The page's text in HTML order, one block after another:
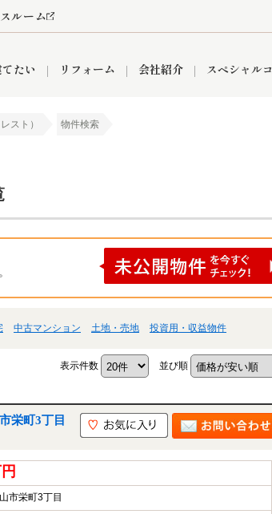
ルーム
富士見市 志木市 新座市 朝霞市 西
たい リフォーム 会社紹介
秋津営業所
スペシャル
スト）
物件検索
中古マンション 土地・売地 投資用・収益物件
表示件数 並び順
栄町3丁目
市栄町3丁目